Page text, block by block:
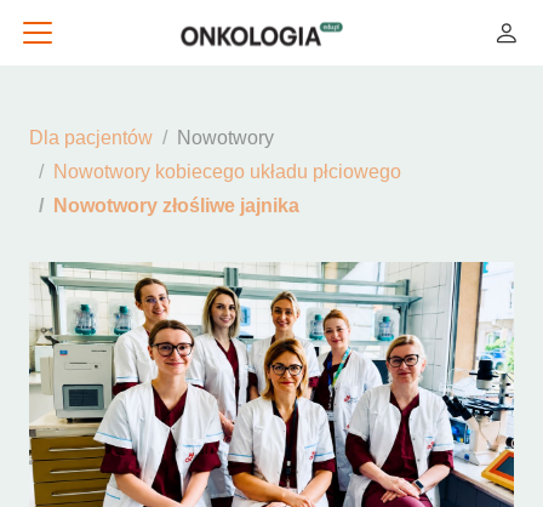
Dla pacjentów
Nowotwory
Nowotwory kobiecego układu płciowego
Nowotwory złośliwe jajnika